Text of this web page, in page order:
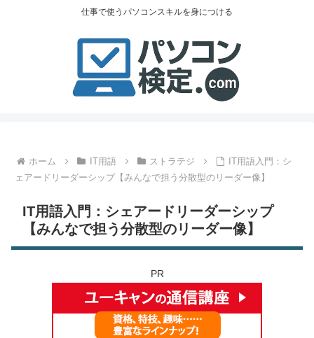
仕事で使うパソコンスキルを身につける
ホーム IT用語 ストラテジ
IT用語入門：シ
ェアードリーダーシップ【みんなで担う分散型のリーダー像】
IT用語入門：シェアードリーダーシップ
【みんなで担う分散型のリーダー像】
PR